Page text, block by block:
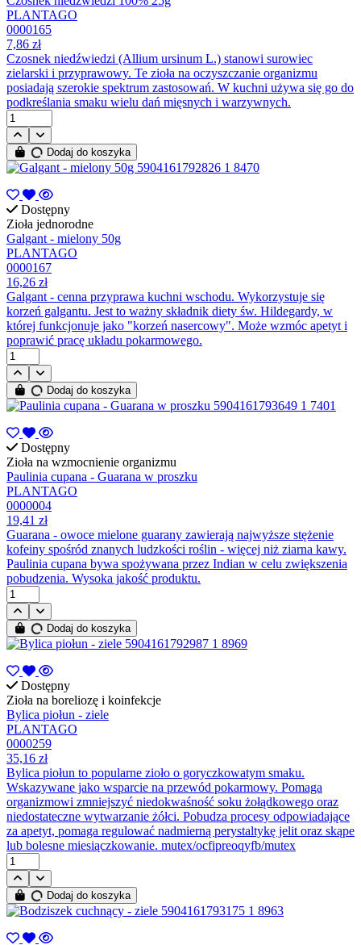
PLANTAGO
0000165
7,86 zł
Czosnek niedźwiedzi (Allium ursinum L.) stanowi surowiec
zielarski i przyprawowy. Te zioła na oczyszczanie organizmu
posiadają szerokie spektrum zastosowań. W kuchni używa się go do
podkreślania smaku wielu dań mięsnych i warzywnych.
Dodaj do koszyka
Dostępny
Zioła jednorodne
Galgant - mielony 50g
PLANTAGO
0000167
16,26 zł
Galgant - cenna przyprawa kuchni wschodu. Wykorzystuje się
korzeń galgantu. Jest to ważny składnik diety św. Hildegardy, w
której funkcjonuje jako "korzeń nasercowy". Może wzmóc apetyt i
poprawić pracę układu pokarmowego.
Dodaj do koszyka
Dostępny
Zioła na wzmocnienie organizmu
Paulinia cupana - Guarana w proszku
PLANTAGO
0000004
19,41 zł
Guarana - owoce mielone guarany zawierają najwyższe stężenie
kofeiny spośród znanych ludzkości roślin - więcej niż ziarna kawy.
Paulinia cupana bywa spożywana przez Indian w celu zwiększenia
pobudzenia. Wysoka jakość produktu.
Dodaj do koszyka
Dostępny
Zioła na boreliozę i koinfekcje
Bylica piołun - ziele
PLANTAGO
0000259
35,16 zł
Bylica piołun to popularne zioło o goryczkowatym smaku.
Wskazywane jako wsparcie na przewód pokarmowy. Pomaga
organizmowi zmniejszyć niedokwaśność soku żołądkowego oraz
niedostateczne wytwarzanie żółci. Pobudza procesy odpowiadające
za apetyt, pomaga regulować nadmierną perystaltykę jelit oraz skąpe
lub bolesne miesiączkowanie. mutex/ocfipreoqyfb/mutex
Dodaj do koszyka